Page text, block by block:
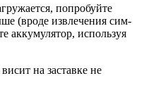
попробуйте
(вроде извлечения сим-
аккумулятор, используя
на заставке не